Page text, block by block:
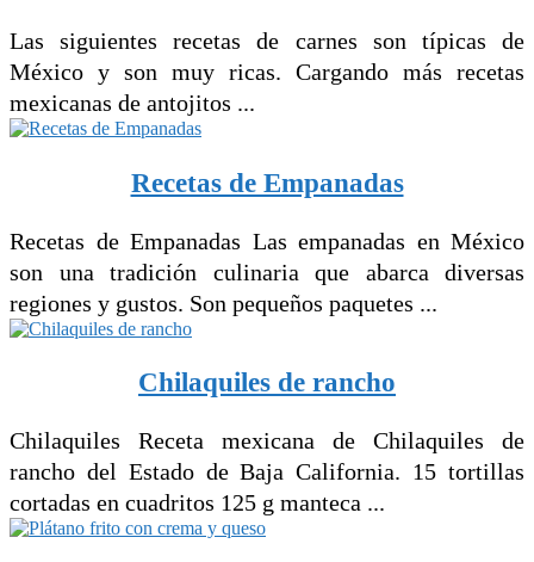
Las siguientes recetas de carnes son típicas de
México y son muy ricas. Cargando más recetas
mexicanas de antojitos ...
Recetas de Empanadas
Recetas de Empanadas Las empanadas en México
son una tradición culinaria que abarca diversas
regiones y gustos. Son pequeños paquetes ...
Chilaquiles de rancho
Chilaquiles Receta mexicana de Chilaquiles de
rancho del Estado de Baja California. 15 tortillas
cortadas en cuadritos 125 g manteca ...